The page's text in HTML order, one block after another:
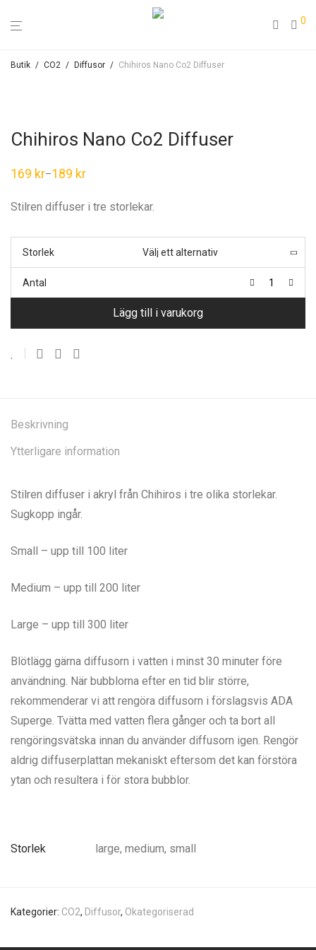
0
Butik / CO2 / Diffusor / Chihiros Nano Co2 Diffuser
Chihiros Nano Co2 Diffuser
169 kr–189 kr
Stilren diffuser i tre storlekar.
Storlek
Antal
Lägg till i varukorg
Beskrivning
Ytterligare information
Stilren diffuser i akryl från Chihiros i tre olika storlekar.
Sugkopp ingår.
Small – upp till 100 liter
Medium – upp till 200 liter
Large – upp till 300 liter
Blötlägg gärna diffusorn i vatten i minst 30 minuter före
användning. När bubblorna efter en tid blir större,
rekommenderar vi att rengöra diffusorn i förslagsvis ADA
Superge. Tvätta med vatten flera gånger och ta bort all
rengöringsvätska innan du använder diffusorn igen. Rengör
aldrig diffuserplattan mekaniskt eftersom det kan förstöra
ytan och resultera i för stora bubblor.
Storlek large, medium, small
Kategorier: CO2, Diffusor, Okategoriserad